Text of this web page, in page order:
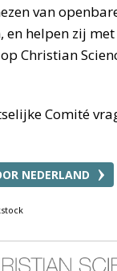
van
en helpen zij
Christian
Comité
NEDERLAND